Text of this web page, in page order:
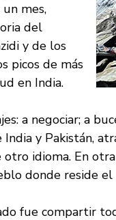
mes,
del
y de los
picos de más
en India.
a negociar; a
y Pakistán,
idioma. En
donde reside
fue compartir